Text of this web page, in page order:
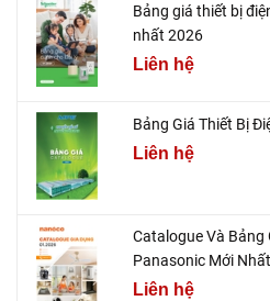
Bảng giá thiết bị
nhất 2026
Liên hệ
Bảng Giá Thiết Bị
Liên hệ
Catalogue Và Bảng
Panasonic Mới
Liên hệ